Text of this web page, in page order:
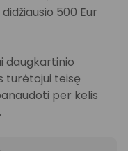
500 Eur
daugkartinio
turėtojui teisę
per kelis